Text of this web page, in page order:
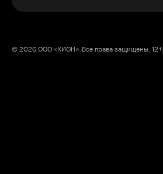
© 2026 ООО «КИОН». Все права защищены. 12+